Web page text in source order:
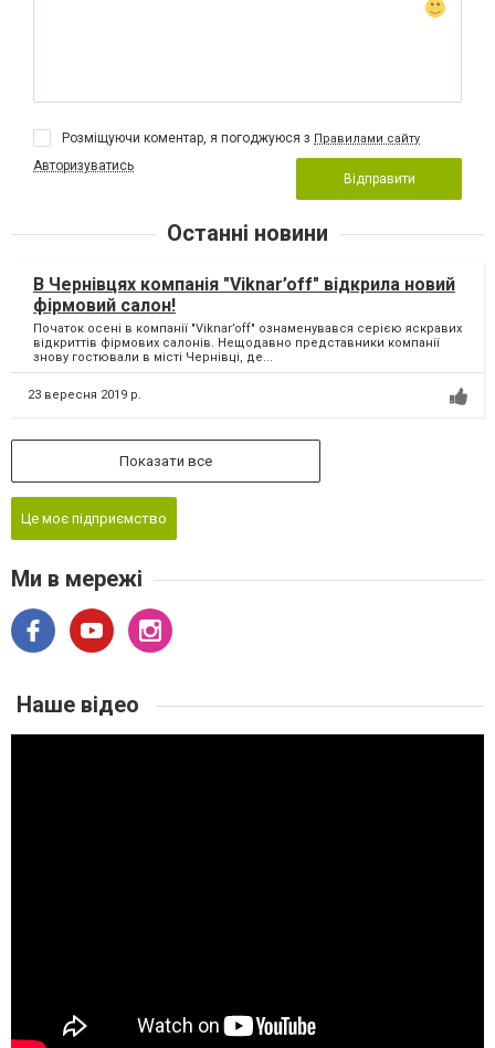
Розміщуючи коментар, я погоджуюся з Правилами сайту
Авторизуватись
Відправити
Останні новини
В Чернівцях компанія "Viknar’off" відкрила новий
фірмовий салон!
Початок осені в компанії "Viknar’off" ознаменувався серією яскравих
відкриттів фірмових салонів. Нещодавно представники компанії
знову гостювали в місті Чернівці, де...
23 вересня 2019 р.
Показати все
Це моє підприємство
Ми в мережі
Наше відео